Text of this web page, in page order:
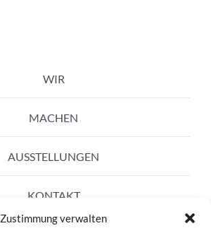
Zustimmung verwalten
WIR
MACHEN
AUSSTELLUNGEN
KONTAKT